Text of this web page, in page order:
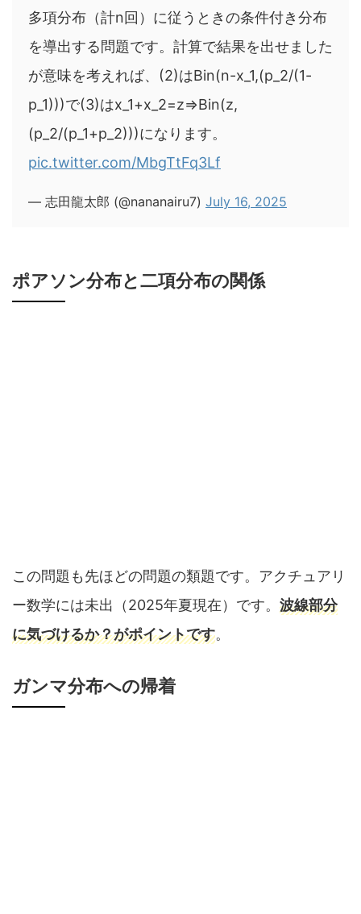
多項分布（計n回）に従うときの条件付き分布
を導出する問題です。計算で結果を出せました
が意味を考えれば、(2)はBin(n-x_1,(p_2/(1-
p_1)))で(3)はx_1+x_2=z⇒Bin(z,
(p_2/(p_1+p_2)))になります。
pic.twitter.com/MbgTtFq3Lf
— 志田龍太郎 (@nananairu7) July 16, 2025
ポアソン分布と二項分布の関係
この問題も先ほどの問題の類題です。アクチュアリ
ー数学には未出（2025年夏現在）です。 波線部分
に気づけるか？がポイントです。
ガンマ分布への帰着